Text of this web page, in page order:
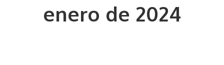
enero de 2024